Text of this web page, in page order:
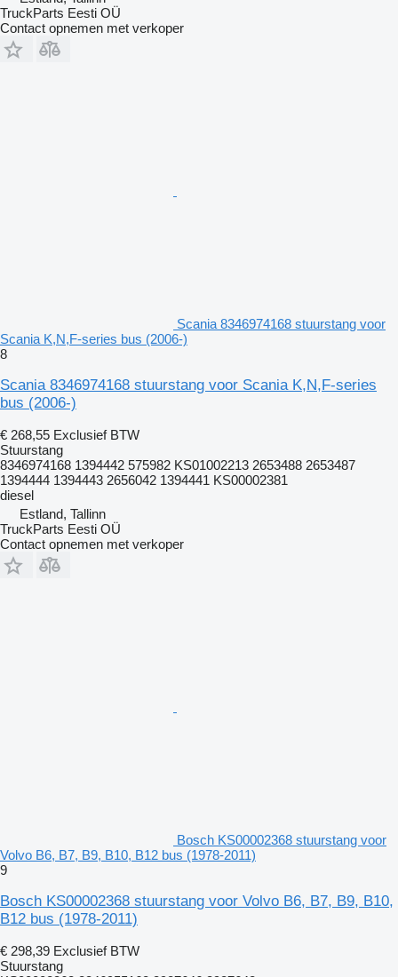
TruckParts Eesti OÜ
Contact opnemen met verkoper
Scania 8346974168 stuurstang voor
Scania K,N,F-series bus (2006-)
8
Scania 8346974168 stuurstang voor Scania K,N,F-series
bus (2006-)
€ 268,55 Exclusief BTW
Stuurstang
8346974168 1394442 575982 KS01002213 2653488 2653487
1394444 1394443 2656042 1394441 KS00002381
diesel
Estland, Tallinn
TruckParts Eesti OÜ
Contact opnemen met verkoper
Bosch KS00002368 stuurstang voor
Volvo B6, B7, B9, B10, B12 bus (1978-2011)
9
Bosch KS00002368 stuurstang voor Volvo B6, B7, B9, B10,
B12 bus (1978-2011)
€ 298,39 Exclusief BTW
Stuurstang